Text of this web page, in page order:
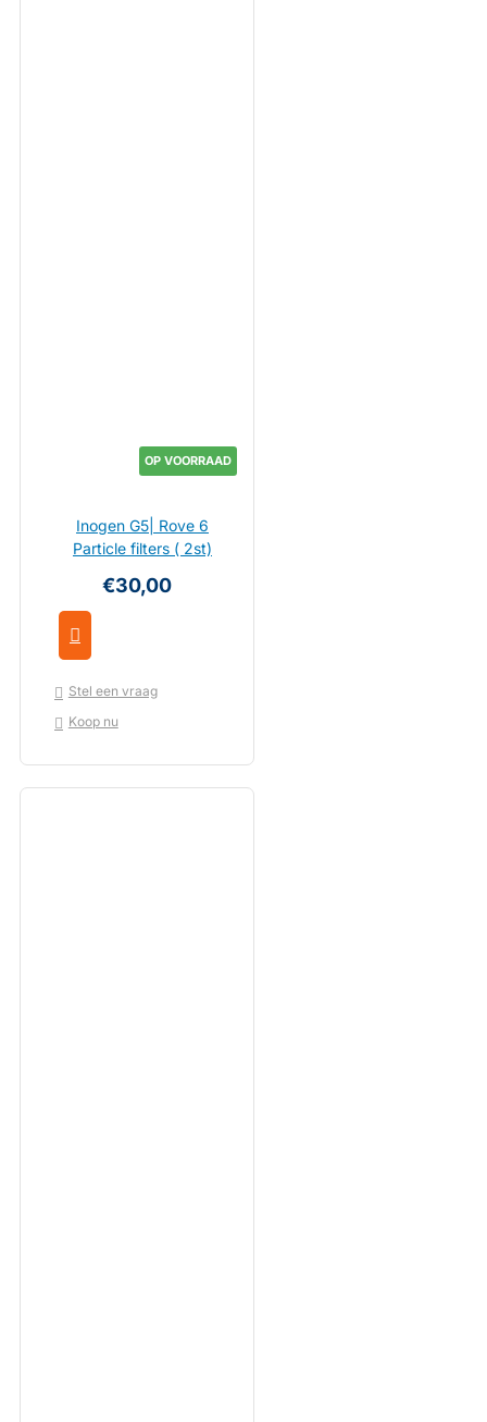
OP VOORRAAD
Inogen G5| Rove 6
Particle filters ( 2st)
€30,00
Stel een vraag
Koop nu